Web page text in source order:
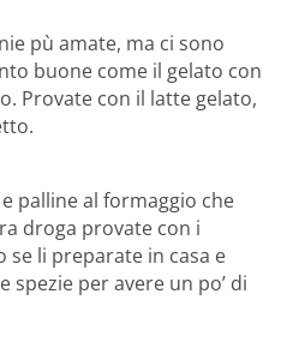
pù amate, ma ci sono
buone come il gelato con
Provate con il latte gelato,
palline al formaggio che
droga provate con i
li preparate in casa e
spezie per avere un po’ di